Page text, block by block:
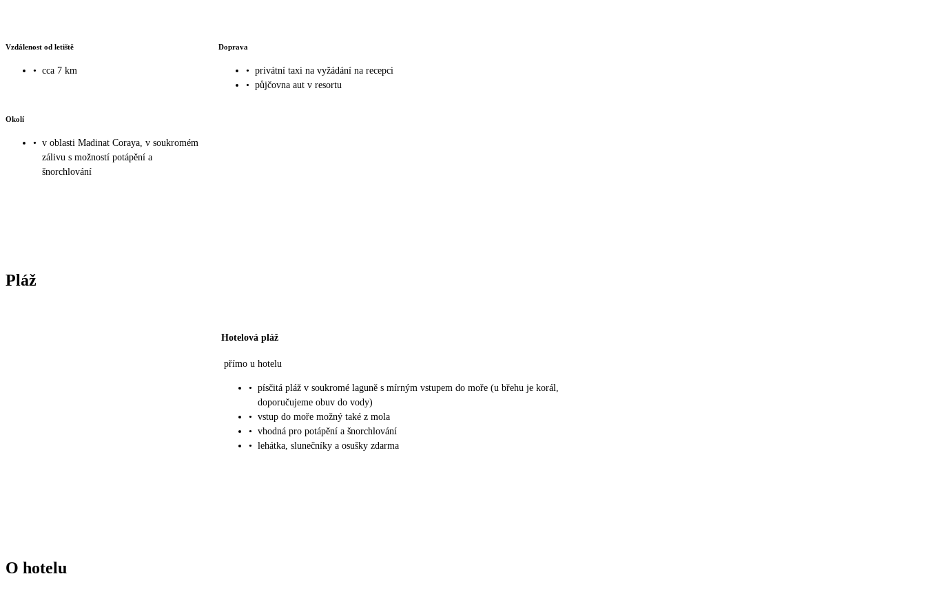
Vzdálenost od letiště
• cca 7 km
Doprava
• privátní taxi na vyžádání na recepci
• půjčovna aut v resortu
Okolí
• v oblasti Madinat Coraya, v soukromém
zálivu s možností potápění a
šnorchlování
Pláž
Hotelová pláž
přímo u hotelu
• písčitá pláž v soukromé laguně s mírným vstupem do moře (u břehu je korál,
doporučujeme obuv do vody)
• vstup do moře možný také z mola
• vhodná pro potápění a šnorchlování
• lehátka, slunečníky a osušky zdarma
O hotelu